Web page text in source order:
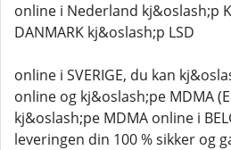
online i Nederland kj&oslash;p
DANMARK kj&oslash;p LSD
online i SVERIGE, du kan
online og kj&oslash;pe MDMA
kj&oslash;pe MDMA online i
leveringen din 100 % sikker og